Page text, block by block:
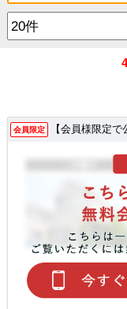
会員限定 【会員様限定で